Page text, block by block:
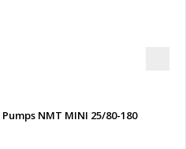
NMT MINI 25/80-180